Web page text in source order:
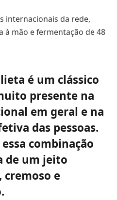
internacionais da rede,
à mão e fermentação de 48
é um clássico
presente na
em geral e na
das pessoas.
combinação
de um jeito
e